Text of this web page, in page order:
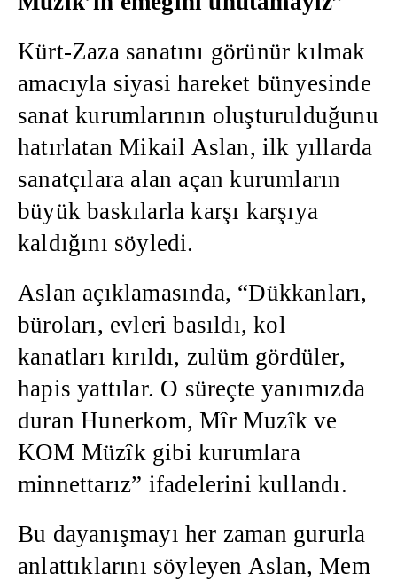
Kürt-Zaza sanatını görünür kılmak
amacıyla siyasi hareket bünyesinde
sanat kurumlarının oluşturulduğunu
hatırlatan Mikail Aslan, ilk yıllarda
sanatçılara alan açan kurumların
büyük baskılarla karşı karşıya
kaldığını söyledi.
Aslan açıklamasında, “Dükkanları,
büroları, evleri basıldı, kol
kanatları kırıldı, zulüm gördüler,
hapis yattılar. O süreçte yanımızda
duran Hunerkom, Mîr Muzîk ve
KOM Müzîk gibi kurumlara
minnettarız” ifadelerini kullandı.
Bu dayanışmayı her zaman gururla
anlattıklarını söyleyen Aslan, Mem